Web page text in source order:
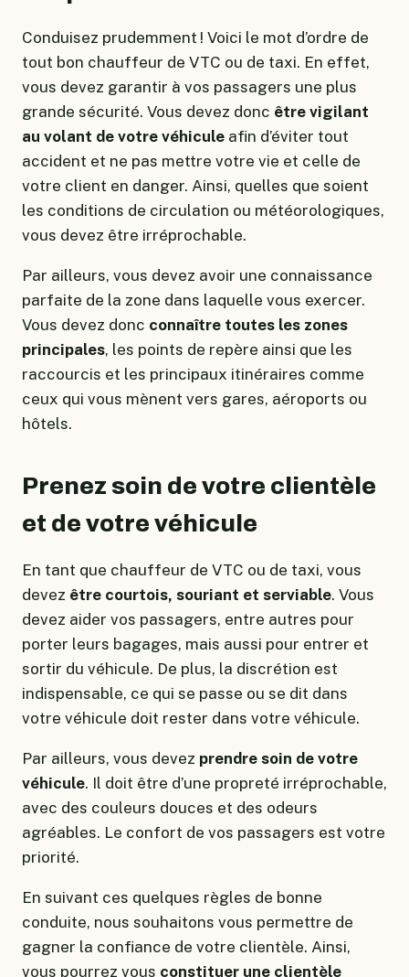
Conduisez prudemment ! Voici le mot d’ordre de
tout bon chauffeur de VTC ou de taxi. En effet,
vous devez garantir à vos passagers une plus
grande sécurité. Vous devez donc être vigilant
au volant de votre véhicule afin d’éviter tout
accident et ne pas mettre votre vie et celle de
votre client en danger. Ainsi, quelles que soient
les conditions de circulation ou météorologiques,
vous devez être irréprochable.
Par ailleurs, vous devez avoir une connaissance
parfaite de la zone dans laquelle vous exercer.
Vous devez donc connaître toutes les zones
principales, les points de repère ainsi que les
raccourcis et les principaux itinéraires comme
ceux qui vous mènent vers gares, aéroports ou
hôtels.
Prenez soin de votre clientèle
et de votre véhicule
En tant que chauffeur de VTC ou de taxi, vous
devez être courtois, souriant et serviable. Vous
devez aider vos passagers, entre autres pour
porter leurs bagages, mais aussi pour entrer et
sortir du véhicule. De plus, la discrétion est
indispensable, ce qui se passe ou se dit dans
votre véhicule doit rester dans votre véhicule.
Par ailleurs, vous devez prendre soin de votre
véhicule. Il doit être d’une propreté irréprochable,
avec des couleurs douces et des odeurs
agréables. Le confort de vos passagers est votre
priorité.
En suivant ces quelques règles de bonne
conduite, nous souhaitons vous permettre de
gagner la confiance de votre clientèle. Ainsi,
vous pourrez vous constituer une clientèle